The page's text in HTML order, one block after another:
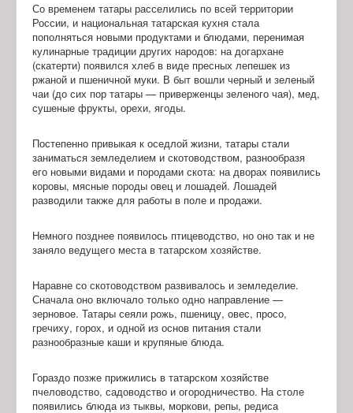
Со временем татары расселились по всей территории
России, и национальная татарская кухня стала
пополняться новыми продуктами и блюдами, перенимая
кулинарные традиции других народов: на догархане
(скатерти) появился хлеб в виде пресных лепешек из
ржаной и пшеничной муки. В быт вошли черный и зеленый
чаи (до сих пор татары — приверженцы зеленого чая), мед,
сушеные фрукты, орехи, ягоды.
Постепенно привыкая к оседлой жизни, татары стали
заниматься земледелием и скотоводством, разнообразя
его новыми видами и породами скота: на дворах появились
коровы, мясные породы овец и лошадей. Лошадей
разводили также для работы в поле и продажи.
Немного позднее появилось птицеводство, но оно так и не
заняло ведущего места в татарском хозяйстве.
Наравне со скотоводством развивалось и земледелие.
Сначала оно включало только одно направление —
зерновое. Татары сеяли рожь, пшеницу, овес, просо,
гречиху, горох, и одной из основ питания стали
разнообразные каши и крупяные блюда.
Гораздо позже прижились в татарском хозяйстве
пчеловодство, садоводство и огородничество. На столе
появились блюда из тыквы, моркови, репы, редиса